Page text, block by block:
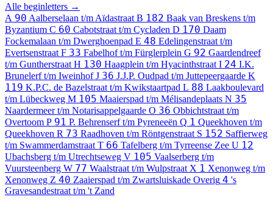
Alle beginletters →
A 90 Aalberselaan t/m Aïdastraat B 182 Baak van Breskens t/m
Byzantium C 60 Cabotstraat t/m Cycladen D 170 Daam
Fockemalaan t/m Dwerghoenpad E 48 Edelingenstraat t/m
Evertsenstraat F 33 Fabelhof t/m Fürglerplein G 92 Gaardendreef
t/m Guntherstraat H 130 Haagplein t/m Hyacinthstraat I 24 I.K.
Brunelerf t/m IweinhofJ 36 J.J.P. Oudpad t/m Juttepeergaarde K
119 K.P.C. de Bazelstraat t/m Kwikstaartpad L 88 Laakboulevard
t/m Lübeckweg M 105 Maaierspad t/m Mélisandeplaats N 35
Naardermeer t/m Notarisappelgaarde O 36 Obbichtstraat t/m
Overtoom P 91 P. Behrenserf t/m Pyreneeën Q 1 Queekhoven t/m
Queekhoven R 73 Raadhoven t/m Röntgenstraat S 152 Saffierweg
t/m Swammerdamstraat T 66 Tafelberg t/m Tyrreense Zee U 12
Ubachsberg t/m Utrechtseweg V 105 Vaalserberg t/m
Vuursteenberg W 77 Waalstraat t/m Wulpstraat X 1 Xenonweg t/m
Xenonweg Z 40 Zaaierspad t/m Zwartsluiskade Overig 4 's
Gravesandestraat t/m 't Zand